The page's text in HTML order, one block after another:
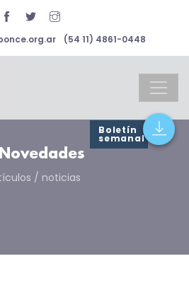
(54 11) 4861-0448
Boletín
semanal
/ noticias